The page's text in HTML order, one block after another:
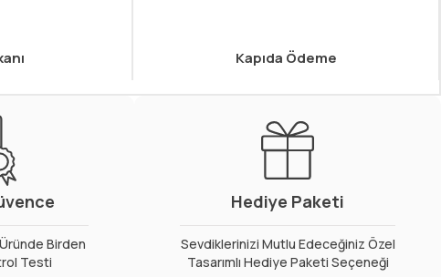
Kapıda Ödeme
Üründe Birden
Testi
Hediye Paketi
Sevdiklerinizi Mutlu Edeceğiniz Özel
Tasarımlı Hediye Paketi Seçeneği